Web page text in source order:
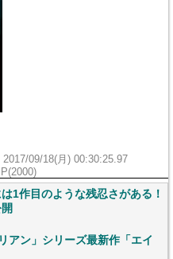
2017/09/18(月) 00:30:25.97
1作目のような残忍さがある！
アン」シリーズ最新作「エイ